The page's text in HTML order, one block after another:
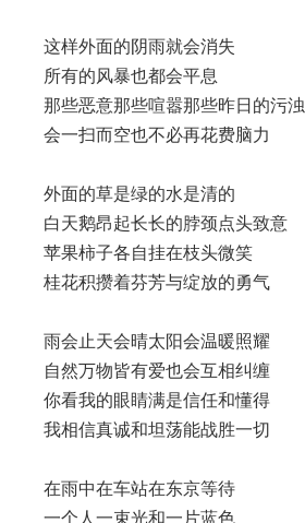
这样外面的阴雨就会消失
所有的风暴也都会平息
那些恶意那些喧嚣那些昨日的污浊
会一扫而空也不必再花费脑力
外面的草是绿的水是清的
白天鹅昂起长长的脖颈点头致意
苹果柿子各自挂在枝头微笑
桂花积攒着芬芳与绽放的勇气
雨会止天会晴太阳会温暖照耀
自然万物皆有爱也会互相纠缠
你看我的眼睛满是信任和懂得
我相信真诚和坦荡能战胜一切
在雨中在车站在东京等待
一个人一束光和一片蓝色